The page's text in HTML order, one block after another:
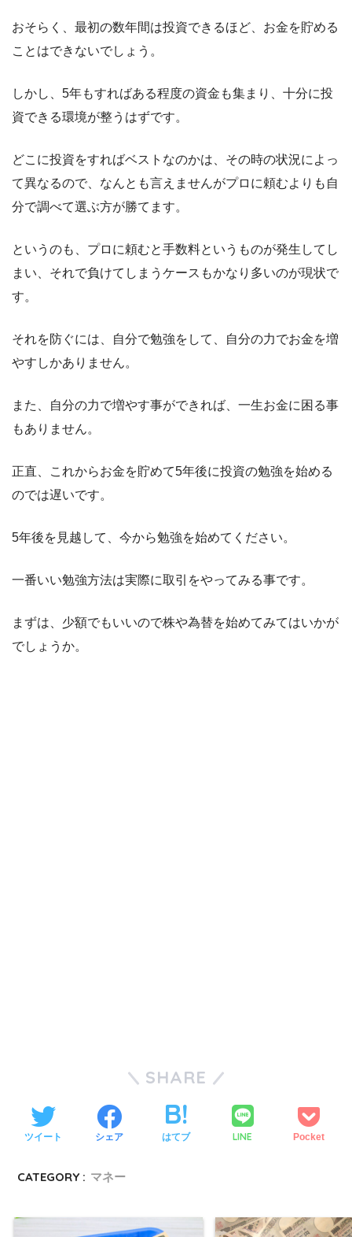
おそらく、最初の数年間は投資できるほど、お金を貯める
ことはできないでしょう。
しかし、5年もすればある程度の資金も集まり、十分に投
資できる環境が整うはずです。
どこに投資をすればベストなのかは、その時の状況によっ
て異なるので、なんとも言えませんがプロに頼むよりも自
分で調べて選ぶ方が勝てます。
というのも、プロに頼むと手数料というものが発生してし
まい、それで負けてしまうケースもかなり多いのが現状で
す。
それを防ぐには、自分で勉強をして、自分の力でお金を増
やすしかありません。
また、自分の力で増やす事ができれば、一生お金に困る事
もありません。
正直、これからお金を貯めて5年後に投資の勉強を始める
のでは遅いです。
5年後を見越して、今から勉強を始めてください。
一番いい勉強方法は実際に取引をやってみる事です。
まずは、少額でもいいので株や為替を始めてみてはいかが
でしょうか。
SHARE
ツイート シェア はてブ LINE Pocket
CATEGORY : マネー